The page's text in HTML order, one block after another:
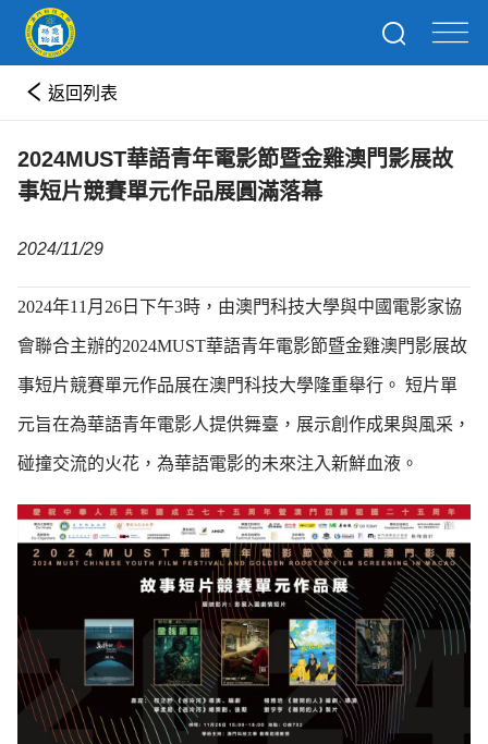
返回列表
2024MUST華語青年電影節暨金雞澳門影展故
事短片競賽單元作品展圓滿落幕
2024/11/29
2024年11月26日下午3時，由澳門科技大學與中國電影家協
會聯合主辦的2024MUST華語青年電影節暨金雞澳門影展故
事短片競賽單元作品展在澳門科技大學隆重舉行。 短片單
元旨在為華語青年電影人提供舞臺，展示創作成果與風采，
碰撞交流的火花，為華語電影的未來注入新鮮血液。